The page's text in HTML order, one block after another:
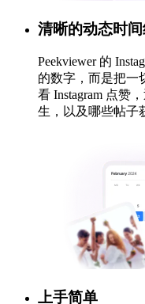
清晰的动态时
Peekviewer 的
的数字，而是把一
看 Instagram 点赞
生，以及哪些帖子
上手简单